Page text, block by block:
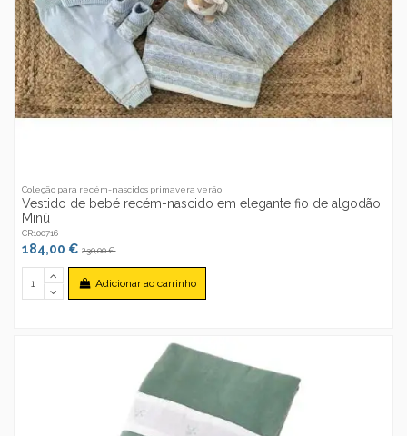
Coleção para recém-nascidos primavera verão
Vestido de bebé recém-nascido em elegante fio de algodão
Minù
CR100716
184,00 €230,00 €
Adicionar ao carrinho